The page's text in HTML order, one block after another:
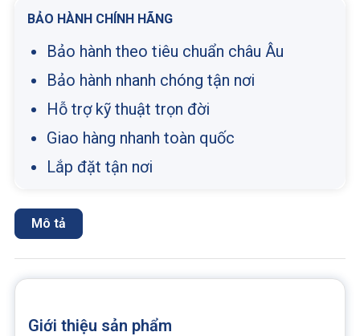
BẢO HÀNH CHÍNH HÃNG
Bảo hành theo tiêu chuẩn châu Âu
Bảo hành nhanh chóng tận nơi
Hỗ trợ kỹ thuật trọn đời
Giao hàng nhanh toàn quốc
Lắp đặt tận nơi
Mô tả
Giới thiệu sản phẩm